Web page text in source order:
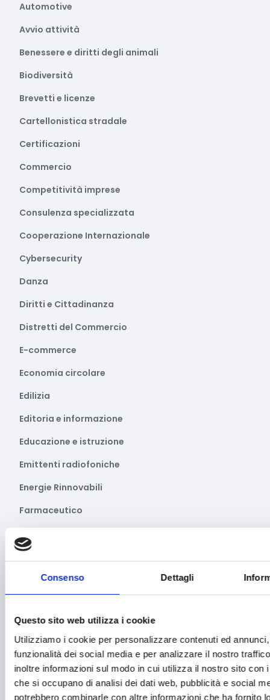
Consenso Dettagli
Questo sito web utilizza i cookie
Utilizziamo i cookie per personalizzare contenuti ed
funzionalità dei social media e per analizzare il nostro
inoltre informazioni sul modo in cui utilizza il nostro sito con
che si occupano di analisi dei dati web, pubblicità e social
potrebbero combinarle con altre informazioni che ha fornito
Automotive
Avvio attività
Benessere e diritti degli animali
Biodiversità
Brevetti e licenze
Cartellonistica stradale
Certificazioni
Commercio
Competitività imprese
Consulenza specializzata
Cooperazione Internazionale
Cybersecurity
Danza
Diritti e Cittadinanza
Distretti del Commercio
E-commerce
Economia circolare
Edilizia
Editoria e informazione
Educazione e istruzione
Emittenti radiofoniche
Energie Rinnovabili
Farmaceutico
Festival e mostre
Formazione e lavoro
Fotovoltaico
Gastronomia
Giustizia e sicurezza